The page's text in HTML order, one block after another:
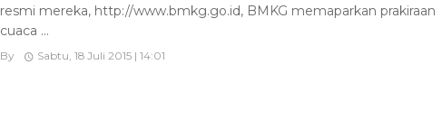
resmi mereka, http://www.bmkg.go.id, BMKG memaparkan prakiraan
cuaca ...
By Sabtu, 18 Juli 2015 | 14:01